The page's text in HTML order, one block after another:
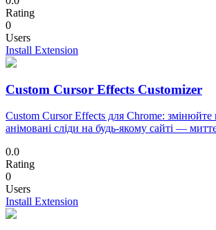
Rating
0
Users
Install Extension
Custom Cursor Effects Customizer
Custom Cursor Effects для Chrome: змінюйте
анімовані сліди на будь-якому сайті —
0.0
Rating
0
Users
Install Extension